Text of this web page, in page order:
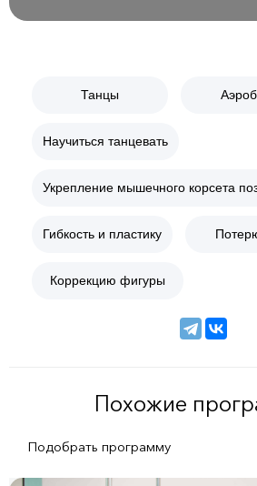
Танцы
Научиться танцевать
Укрепление мышечного корсета
Гибкость и пластику
Коррекцию фигуры
Похожие
Подобрать программу